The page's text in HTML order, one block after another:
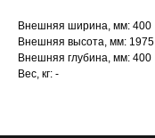
Внешняя ширина, мм: 400
Внешняя высота, мм: 1975
Внешняя глубина, мм: 400
Вес, кг: -